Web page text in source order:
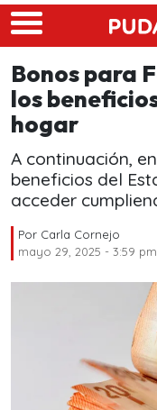
Skip to main content
Bonos para
los
hogar
A continuación,
beneficios del
acceder
Por Carla Cornejo
mayo 29, 2025 - 3:59 pm